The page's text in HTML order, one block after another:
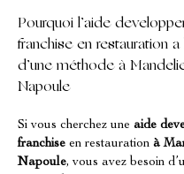
Pourquoi l’aide
franchise en restauration
d’une méthode à
Napoule
Si vous cherchez une aide
franchise en restauration à
Napoule, vous avez besoin